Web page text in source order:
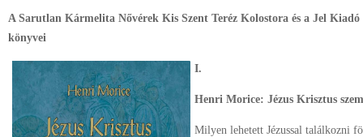
A Sarutlan Kármelita Nővérek Kis Szent Teréz Kolostora és a Jel
könyvei
I.
Henri Morice: Jézus Krisztus
Milyen lehetett Jézussal találkozni